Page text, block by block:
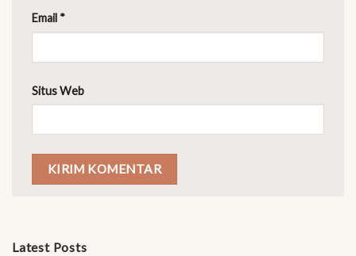
Email *
Situs Web
Latest Posts